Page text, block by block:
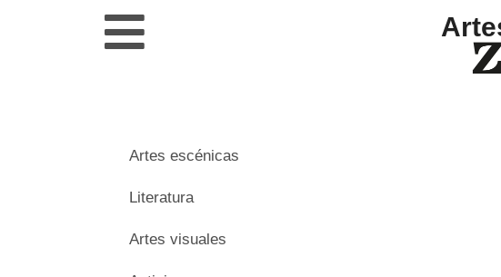
Artes escénicas
Literatura
Artes visuales